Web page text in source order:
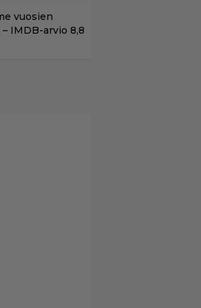
vuosien
IMDB-arvio 8,8